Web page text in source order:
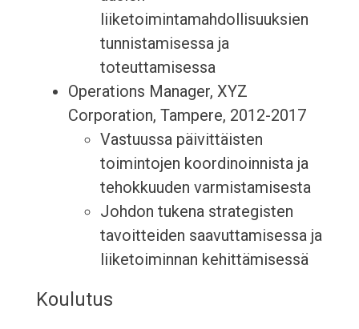
liiketoimintamahdollisuuksien
tunnistamisessa ja
toteuttamisessa
Operations Manager, XYZ
Corporation, Tampere, 2012-2017
Vastuussa päivittäisten
toimintojen koordinoinnista ja
tehokkuuden varmistamisesta
Johdon tukena strategisten
tavoitteiden saavuttamisessa ja
liiketoiminnan kehittämisessä
Koulutus